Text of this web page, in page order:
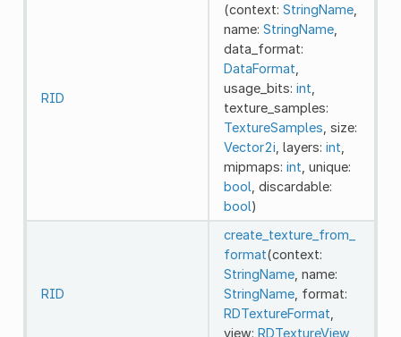
RID
(context: StringName,
name: StringName,
data_format:
DataFormat
usage_bits: int
texture_samples:
TextureSamples , size:
Vector2i , layers: int
mipmaps: int , unique:
bool , discardable:
bool)
RID
create_texture_from_
format(context:
StringName, name:
StringName, format:
RDTextureFormat
view: RDTextureView,